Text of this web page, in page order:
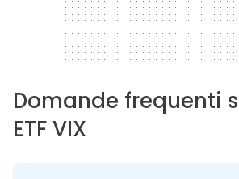
Domande frequenti
ETF VIX